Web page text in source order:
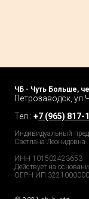
ЧБ - Чуть Больше,
Петрозаводск,
Тел.: +7 (965) 817-
Индивидуальный
Светлана Леонидовна
ИНН 101502423653
Действует на
ОГРН ИП